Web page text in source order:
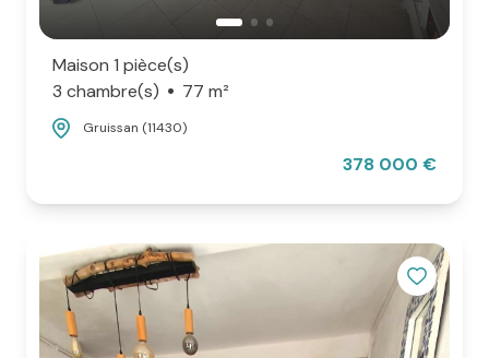
Maison 1 pièce(s)
3 chambre(s)
77 m²
Gruissan (11430)
378 000 €